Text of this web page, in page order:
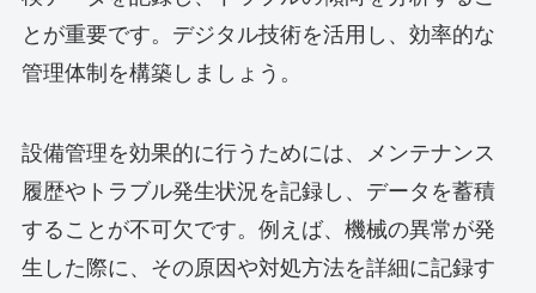
とが重要です。デジタル技術を活用し、効率的な
管理体制を構築しましょう。
設備管理を効果的に行うためには、メンテナンス
履歴やトラブル発生状況を記録し、データを蓄積
することが不可欠です。例えば、機械の異常が発
生した際に、その原因や対処方法を詳細に記録す